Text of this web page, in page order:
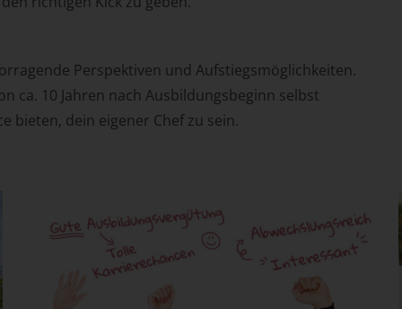
Perspektiven und Aufstiegsmöglichkeiten.
ca. 10 Jahren nach Ausbildungsbeginn selbst
bieten, dein eigener Chef zu sein.